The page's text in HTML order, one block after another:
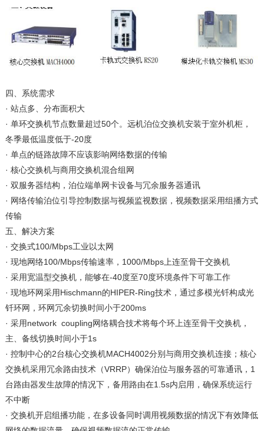
四、系统需求
· 站点多、分布面积大
· 单环交换机节点数量超过50个。远机泊位交换机安装于室外机柜，
冬季最低温度低于-20度
· 单点的链路故障不应该影响网络数据的传输
· 核心交换机与商用交换机混合组网
· 双服务器结构，泊位端单网卡设备与冗余服务器通讯
· 网络传输泊位引导控制数据与视频监视数据，视频数据采用组播方式
传输
五、解决方案
· 交换式100/Mbps工业以太网
· 现地网络100/Mbps传输速率，1000/Mbps上连至骨干交换机
· 采用宽温型交换机，能够在-40度至70度环境条件下可靠工作
· 现地环网采用Hischmann的HIPER-Ring技术，通过多模光钎构成光
钎环网，环网冗余切换时间小于200ms
· 采用network coupling网络耦合技术将每个环上连至骨干交换机，
主、备线切换时间小于1s
· 控制中心的2台核心交换机MACH4002分别与商用交换机连接；核心
交换机采用冗余路由技术（VRRP）确保泊位与服务器的可靠通讯，1
台路由器发生故障的情况下，备用路由在1.5s内启用，确保系统运行
不中断
· 交换机开启组播功能，在多设备同时调用视频数据的情况下有效降低